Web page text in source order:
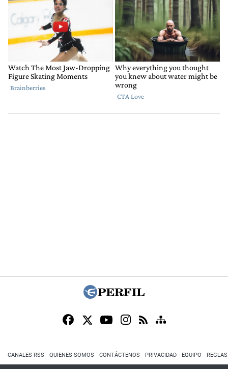
CANALES RSS QUIENES SOMOS CONTÁCTENOS PRIVACIDAD EQUIPO